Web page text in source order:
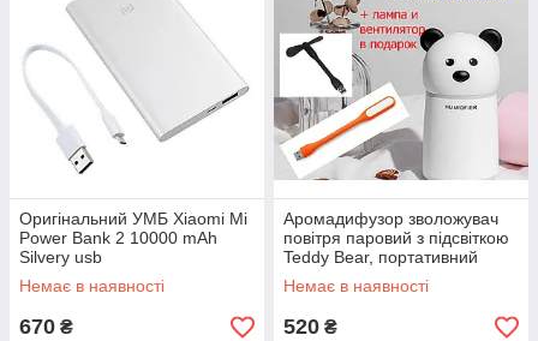
Оригінальний УМБ Xiaomi Mi
Power Bank 2 10000 mAh
Silvery usb
Немає в наявності
670 ₴
Аромадифузор зволожувач
повітря паровий з підсвіткою
Teddy Bear, портативний
освіжувач повітря, білий
Немає в наявності
520 ₴